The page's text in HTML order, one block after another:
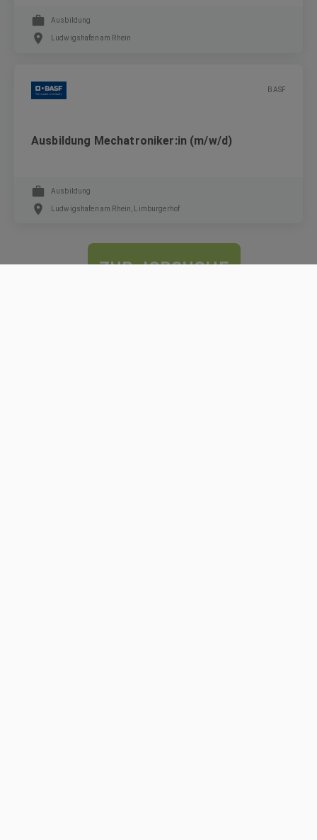
Ausbildung
Ludwigshafen am Rhein
BASF
Ausbildung Mechatroniker:in (m/w/d)
Ausbildung
Ludwigshafen am Rhein, Limburgerhof
ZUR JOBSUCHE